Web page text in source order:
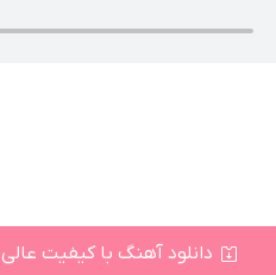
دانلود آهنگ با کیفیت عالی 320